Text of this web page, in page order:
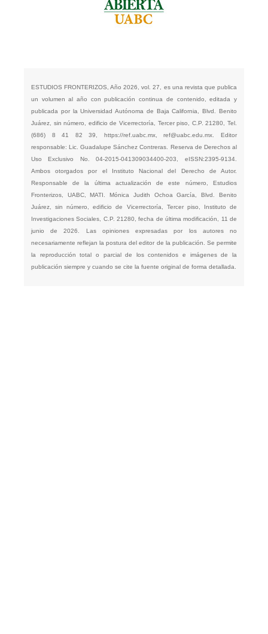
ESTUDIOS FRONTERIZOS, Año 2026, vol. 27, es una revista que publica
un volumen al año con publicación continua de contenido, editada y
publicada por la Universidad Autónoma de Baja California, Blvd. Benito
Juárez, sin número, edificio de Vicerrectoría, Tercer piso, C.P. 21280, Tel.
(686) 8 41 82 39, https://ref.uabc.mx,ref@uabc.edu.mx . Editor
responsable: Lic. Guadalupe Sánchez Contreras. Reserva de Derechos al
Uso Exclusivo No. 04-2015-041309034400-203, eISSN:2395-9134.
Ambos otorgados por el Instituto Nacional del Derecho de Autor.
Responsable de la última actualización de este número, Estudios
Fronterizos, UABC, MATI. Mónica Judith Ochoa García, Blvd. Benito
Juárez, sin número, edificio de Vicerrectoría, Tercer piso, Instituto de
Investigaciones Sociales, C.P. 21280, fecha de última modificación, 11 de
junio de 2026. Las opiniones expresadas por los autores no
necesariamente reflejan la postura del editor de la publicación. Se permite
la reproducción total o parcial de los contenidos e imágenes de la
publicación siempre y cuando se cite la fuente original de forma detallada.